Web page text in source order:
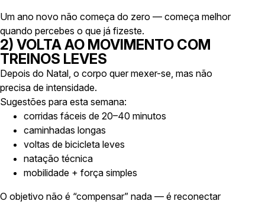
Um ano novo não começa do zero — começa melhor
quando percebes o que já fizeste.
2) VOLTA AO MOVIMENTO COM
TREINOS LEVES
Depois do Natal, o corpo quer mexer-se, mas não
precisa de intensidade.
Sugestões para esta semana:
corridas fáceis de 20–40 minutos
caminhadas longas
voltas de bicicleta leves
natação técnica
mobilidade + força simples
O objetivo não é “compensar” nada — é reconectar